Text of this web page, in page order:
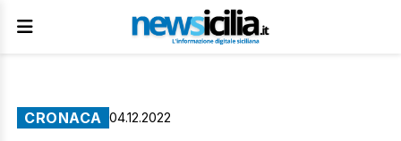
CRONACA 04.12.2022